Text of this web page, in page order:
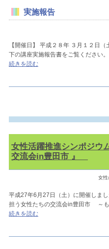
実施報告
【開催日】 平成２８年 ３月１２日
下の講座実施報告書をご覧ください
続きを読む
女性活躍推進シンポジウ
交流会in豊田市 』
女性
平成27年6月27日（土）に開催しま
担う女性たちの交流会in豊田市 ～も
続きを読む